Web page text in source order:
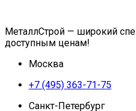
МеталлСтрой — широкий
доступным ценам!
Москва
+7 (495) 363-71-75
Санкт-Петербург